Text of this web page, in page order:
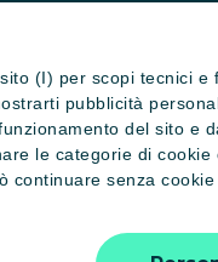
(I) per scopi tecnici
pubblicità
del sito e
le categorie di cookie
senza